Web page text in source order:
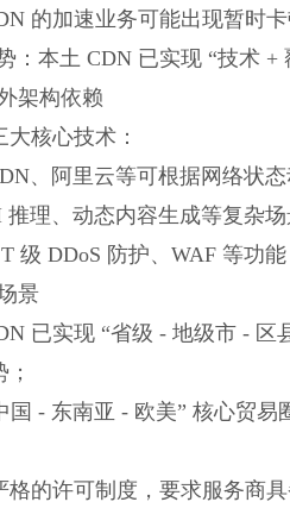
的加速业务可能出现暂时
：本土 CDN 已实现 “技术 +
架构依赖
核心技术：
、阿里云等可根据网络状
理、动态内容生成等复杂
级 DDoS 防护、WAF 等功
景
已实现 “省级 - 地级市 -
国 - 东南亚 - 欧美” 核心贸
格的许可制度，要求服务商